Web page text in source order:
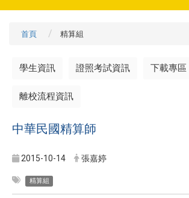
首頁 精算組
學生資訊 證照考試資訊 下載專區
離校流程資訊
中華民國精算師
2015-10-14 張嘉婷
精算組